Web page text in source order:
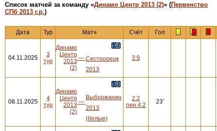
Cписок матчей за команду «Динамо Центр 2013 (2)» (Первенство
СПб 2013 г.р.)
Дата Тур Матч Счёт Гол
04.11.2025
3
тур
Динамо
Центр
2013
(2)
— Сестрорецк
2013
3:9
08.11.2025
4
тур
Динамо
Центр
2013
(2)
—
Выборжанин
2013
(белые)
2:2
пен.4:2
23'